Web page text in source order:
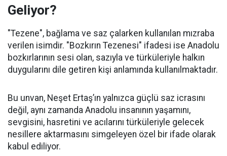
Geliyor?
"Tezene", bağlama ve saz çalarken kullanılan mızraba
verilen isimdir. "Bozkırın Tezenesi" ifadesi ise Anadolu
bozkırlarının sesi olan, sazıyla ve türküleriyle halkın
duygularını dile getiren kişi anlamında kullanılmaktadır.
Bu unvan, Neşet Ertaş’ın yalnızca güçlü saz icrasını
değil, aynı zamanda Anadolu insanının yaşamını,
sevgisini, hasretini ve acılarını türküleriyle gelecek
nesillere aktarmasını simgeleyen özel bir ifade olarak
kabul ediliyor.